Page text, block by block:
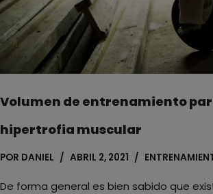
Volumen de entrenamiento
hipertrofia muscular
POR DANIEL ABRIL 2, 2021
De forma general es bien sabido que